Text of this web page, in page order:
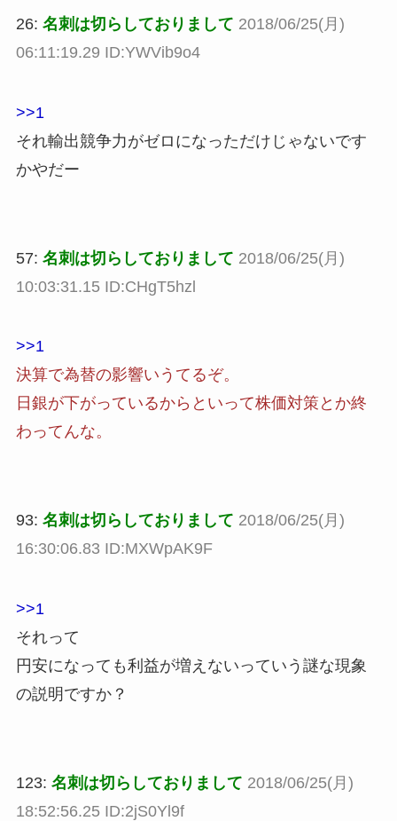
26: 名刺は切らしておりまして 2018/06/25(月)
06:11:19.29 ID:YWVib9o4
>>1
それ輸出競争力がゼロになっただけじゃないです
かやだー
57: 名刺は切らしておりまして 2018/06/25(月)
10:03:31.15 ID:CHgT5hzl
>>1
決算で為替の影響いうてるぞ。
日銀が下がっているからといって株価対策とか終
わってんな。
93: 名刺は切らしておりまして 2018/06/25(月)
16:30:06.83 ID:MXWpAK9F
>>1
それって
円安になっても利益が増えないっていう謎な現象
の説明ですか？
123: 名刺は切らしておりまして 2018/06/25(月)
18:52:56.25 ID:2jS0Yl9f